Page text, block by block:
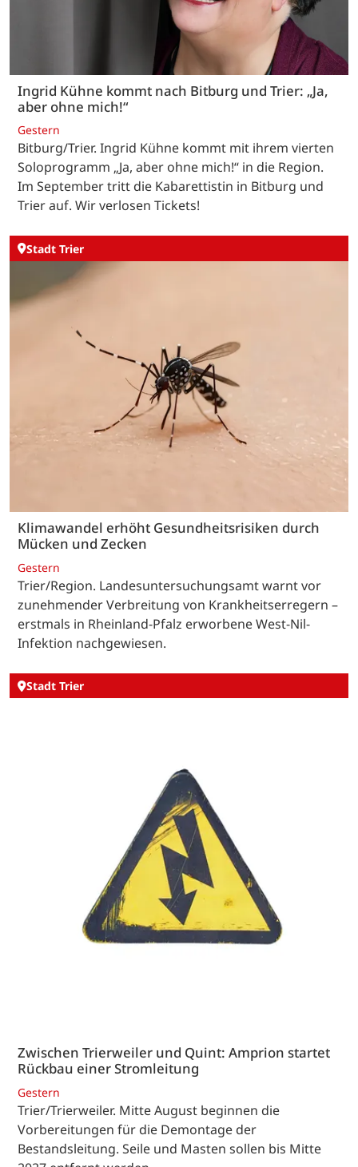
Ingrid Kühne kommt nach Bitburg und Trier: „Ja,
aber ohne mich!“
Gestern
Bitburg/Trier. Ingrid Kühne kommt mit ihrem vierten
Soloprogramm „Ja, aber ohne mich!“ in die Region.
Im September tritt die Kabarettistin in Bitburg und
Trier auf. Wir verlosen Tickets!
Stadt Trier
Klimawandel erhöht Gesundheitsrisiken durch
Mücken und Zecken
Gestern
Trier/Region. Landesuntersuchungsamt warnt vor
zunehmender Verbreitung von Krankheitserregern –
erstmals in Rheinland-Pfalz erworbene West-Nil-
Infektion nachgewiesen.
Stadt Trier
Zwischen Trierweiler und Quint: Amprion startet
Rückbau einer Stromleitung
Gestern
Trier/Trierweiler. Mitte August beginnen die
Vorbereitungen für die Demontage der
Bestandsleitung. Seile und Masten sollen bis Mitte